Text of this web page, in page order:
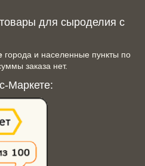
для сыроделия с
города и населенные пункты по
заказа нет.
Маркете: